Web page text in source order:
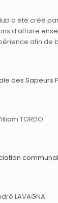
a été créé
d’affaire
afin
des Sapeurs
TORDO
LAVAGNA